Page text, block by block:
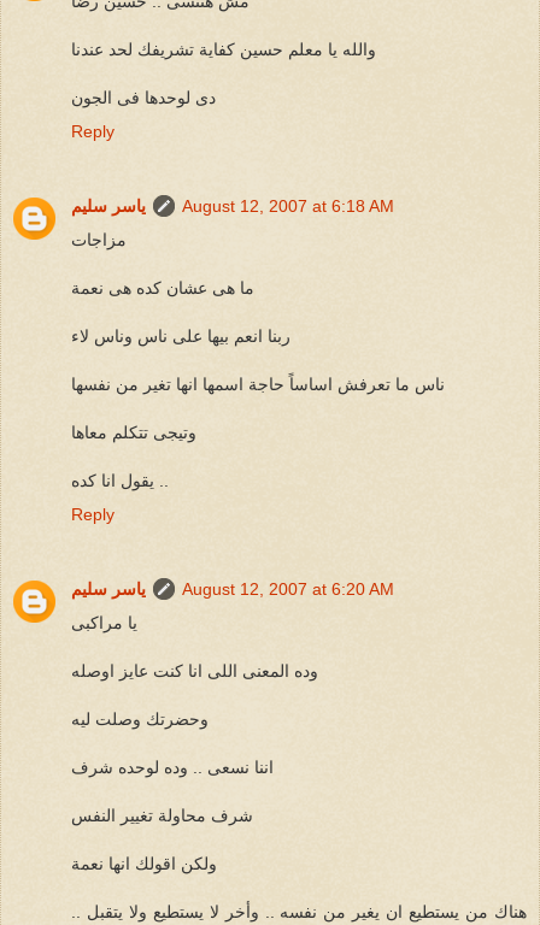
والله يا معلم حسين كفاية تشريفك لحد عندنا
دى لوحدها فى الجون
Reply
ياسر سليم
August 12, 2007 at 6:18 AM
مزاجات
ما هى عشان كده هى نعمة
ربنا انعم بيها على ناس وناس لاء
ناس ما تعرفش اساساً حاجة اسمها انها تغير من نفسها
وتيجى تتكلم معاها
يقول انا كده ..
Reply
ياسر سليم
August 12, 2007 at 6:20 AM
يا مراكبى
وده المعنى اللى انا كنت عايز اوصله
وحضرتك وصلت ليه
اننا نسعى .. وده لوحده شرف
شرف محاولة تغيير النفس
ولكن اقولك انها نعمة
هناك من يستطيع ان يغير من نفسه .. وأخر لا يستطيع ولا يتقبل ..